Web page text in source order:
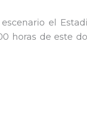
el
horas de este